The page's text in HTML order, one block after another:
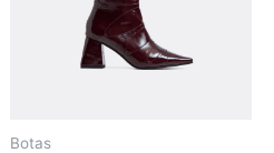
Botas